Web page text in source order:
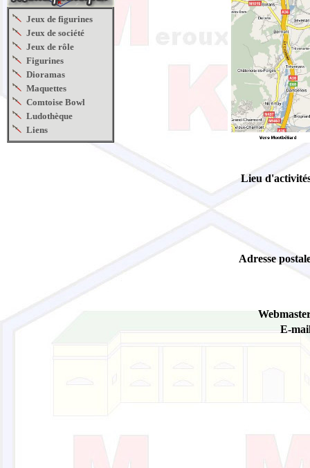
Jeux de figurines
Jeux de société
Jeux de rôle
Figurines
Dioramas
Maquettes
Comtoise Bowl
Ludothèque
Liens
Lieu
Adresse
E-